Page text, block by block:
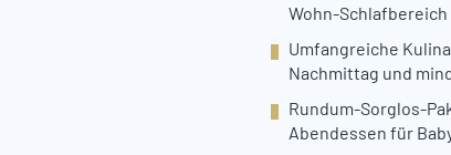
Wohn-Schlafbereich
Umfangreiche
Nachmittag und
Rundum-Sorglos-
Abendessen für